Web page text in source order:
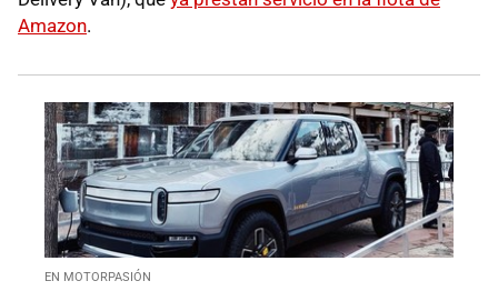
Amazon.
EN MOTORPASIÓN